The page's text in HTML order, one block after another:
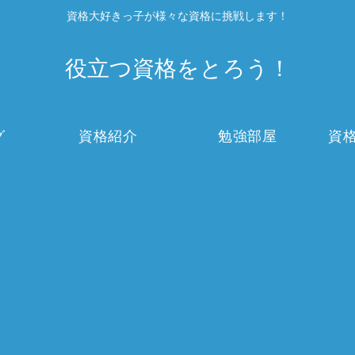
資格大好きっ子が様々な資格に挑戦します！
役立つ資格をとろう！
資格紹介 勉強部屋 資